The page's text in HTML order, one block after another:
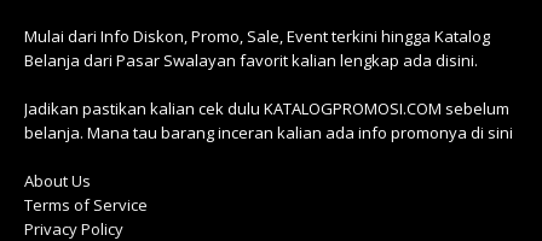
Mulai dari Info Diskon, Promo, Sale, Event terkini hingga Katalog
Belanja dari Pasar Swalayan favorit kalian lengkap ada disini.
Jadikan pastikan kalian cek dulu KATALOGPROMOSI.COM sebelum
belanja. Mana tau barang inceran kalian ada info promonya di sini
About Us
Terms of Service
Privacy Policy